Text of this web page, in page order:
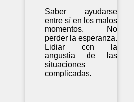
Saber ayudarse
entre sí en los malos
momentos. No
perder la esperanza.
Lidiar con la
angustia de las
situaciones
complicadas.